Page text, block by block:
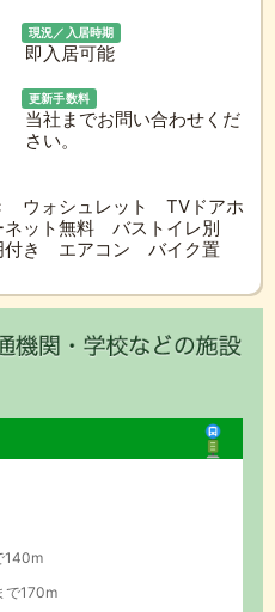
現況／入居時期
即入居可能
更新手数料
当社までお問い合わせくだ
さい。
ウォシュレット TVドアホ
ット無料 バストイレ別
き エアコン バイク置
140m
で170m